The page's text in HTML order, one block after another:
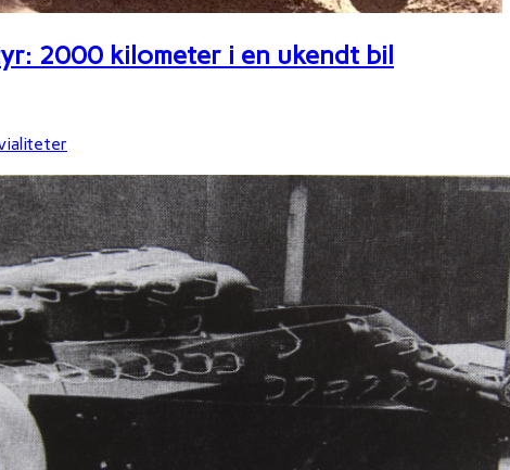
2000 kilometer i en ukendt bil